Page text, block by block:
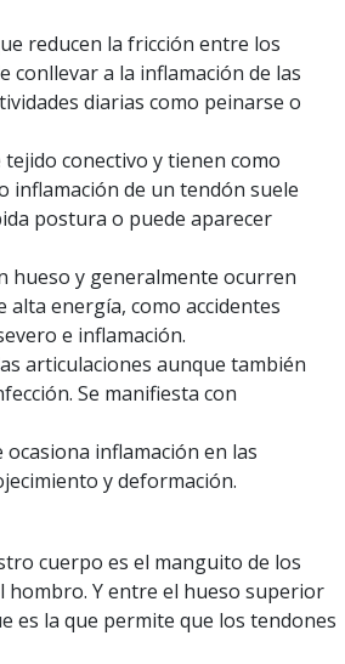
reducen la fricción entre los
conllevar a la inflamación de las
diarias como peinarse o
conectivo y tienen como
inflamación de un tendón suele
postura o puede aparecer
hueso y generalmente ocurren
alta energía, como accidentes
e inflamación.
articulaciones aunque también
Se manifiesta con
inflamación en las
y deformación.
cuerpo es el manguito de los
hombro. Y entre el hueso superior
es la que permite que los tendones